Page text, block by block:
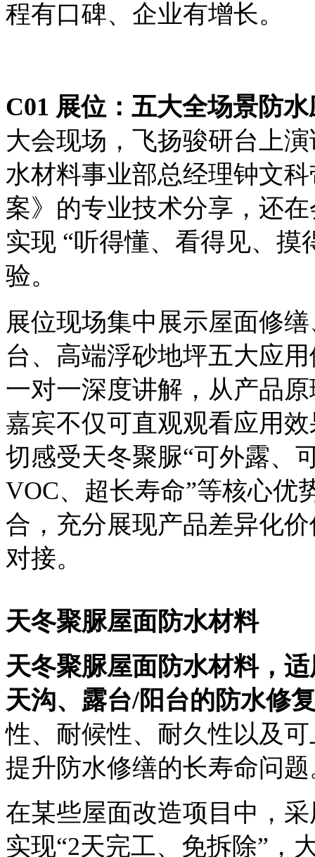
程有口碑、企业有增长。
C01 展位：五大全场景防
大会现场，飞扬骏研台上
水材料事业部总经理钟文
案》的专业技术分享，还
实现 “听得懂、看得见、摸
验。
展位现场集中展示屋面修
台、高端浮砂地坪五大应
一对一深度讲解，从产品
嘉宾不仅可直观观看应用
切感受天冬聚脲“可外露、
VOC、超长寿命”等核心优
合， 充分展现产品差异化
对接。
天冬聚脲屋面防水材料
天冬聚脲屋面防水材料，
天沟、露台/阳台的防水修
性、耐候性、耐久性以及
提升防水修缮的长寿命问题
在某些屋面改造项目中，
实现“2天完工、免拆除” ，